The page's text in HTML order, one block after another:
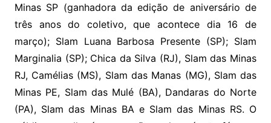
Minas SP (ganhadora da edição de aniversário de
três anos do coletivo, que acontece dia 16 de
março); Slam Luana Barbosa Presente (SP); Slam
Marginalia (SP); Chica da Silva (RJ), Slam das Minas
RJ, Camélias (MS), Slam das Manas (MG), Slam das
Minas PE, Slam das Mulé (BA), Dandaras do Norte
(PA), Slam das Minas BA e Slam das Minas RS. O